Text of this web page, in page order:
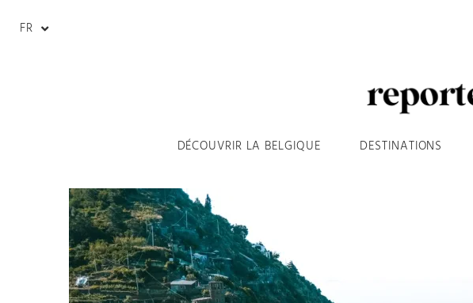
FR
DÉCOUVRIR LA BELGIQUE DESTINATIONS